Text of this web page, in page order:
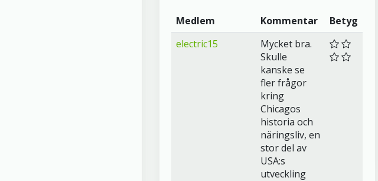
Medlem Kommentar
Betyg
electric15
Mycket bra.
Skulle
kanske se
fler frågor
kring
Chicagos
historia och
näringsliv, en
stor del av
USA:s
utveckling